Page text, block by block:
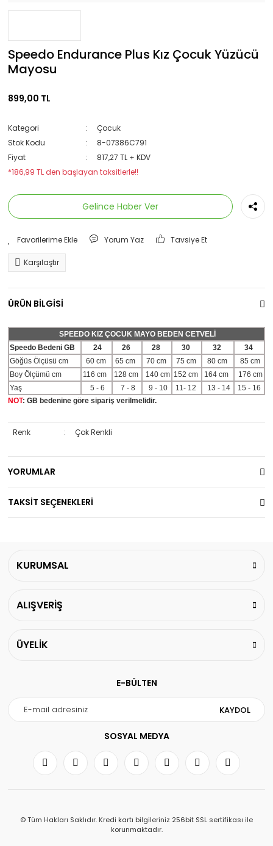
Speedo Endurance Plus Kız Çocuk Yüzücü
Mayosu
899,00 TL
Kategori
Çocuk
Stok Kodu
8-07386C791
Fiyat
817,27 TL + KDV
*186,99 TL den başlayan taksitlerle!!
Gelince Haber Ver
Yorum Yaz Tavsiye Et
Karşılaştır
ÜRÜN BİLGİSİ
SPEEDO KIZ ÇOCUK MAYO BEDEN CETVELİ
Speedo Bedeni GB
24 26 28 30 32
34
Göğüs Ölçüsü cm
60 cm 65 cm 70 cm 75 cm 80 cm
85 cm
Boy Ölçümü cm
116 cm 128 cm 140 cm 152 cm 164 cm
176 cm
Yaş
5 - 6 7 - 8 9 - 10 11- 12 13 - 14
15 - 16
NOT: GB bedenine göre sipariş verilmelidir.
Renk : Çok Renkli
YORUMLAR
TAKSİT SEÇENEKLERİ
KURUMSAL
ALIŞVERİŞ
ÜYELİK
E-BÜLTEN
KAYDOL
SOSYAL MEDYA
© Tüm Hakları Saklıdır. Kredi kartı bilgileriniz 256bit SSL sertifikası ile
korunmaktadır.